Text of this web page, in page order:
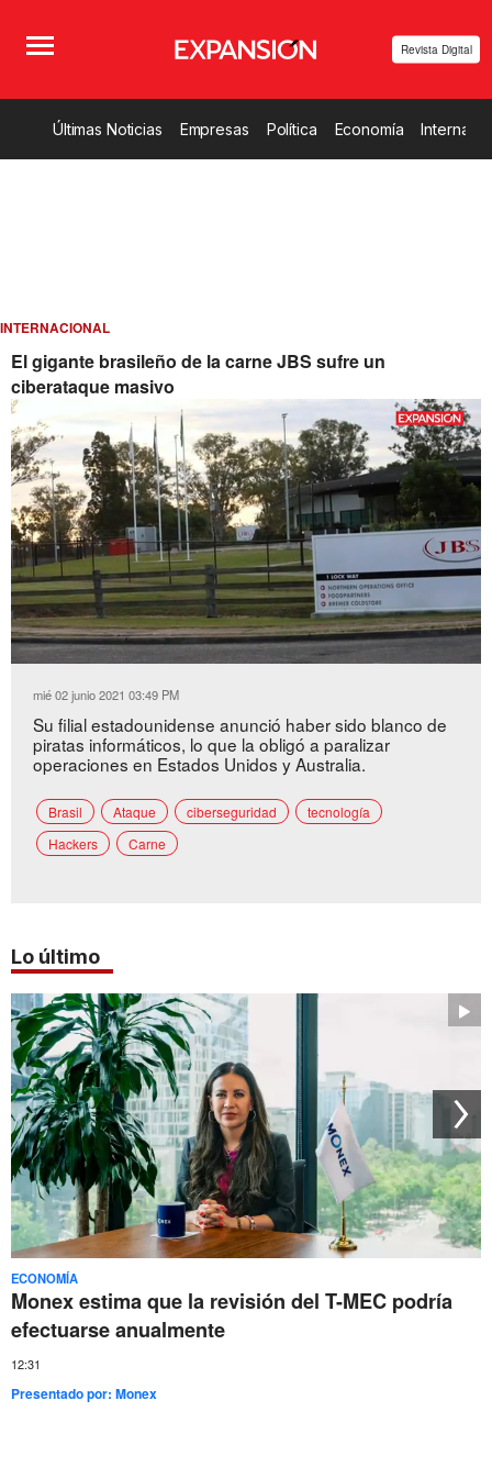
Revista Digital
Últimas Noticias Empresas Política Economía
INTERNACIONAL
El gigante brasileño de la carne JBS sufre un
ciberataque masivo
Unmute
43.20%
mié 02 junio 2021 03:49 PM
Su filial estadounidense anunció haber sido blanco de
piratas informáticos, lo que la obligó a paralizar
operaciones en Estados Unidos y Australia.
Brasil Ataque ciberseguridad
tecnología
Hackers
Carne
Lo último
ECONOMÍA
Monex estima que la revisión del T-MEC podría
efectuarse anualmente
12:31
Presentado por:Monex